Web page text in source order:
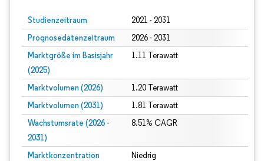
Studienzeitraum 2021 - 2031
Prognosedatenzeitraum 2026 - 2031
Marktgröße im Basisjahr
(2025)
1.11 Terawatt
Marktvolumen (2026) 1.20 Terawatt
Marktvolumen (2031) 1.81 Terawatt
Wachstumsrate (2026 -
2031)
8.51% CAGR
Marktkonzentration Niedrig